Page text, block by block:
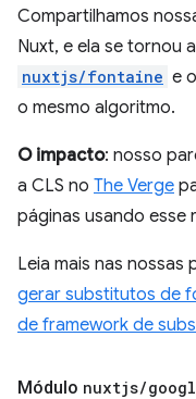
Compartilhamos
Nuxt, e ela se tornou
nuxtjs/fontaine e o
o mesmo algoritmo.
O impacto: nosso
a CLS no The Verge
páginas usando esse
Leia mais nas
gerar substitutos de
de framework de
Módulo nuxtjs/